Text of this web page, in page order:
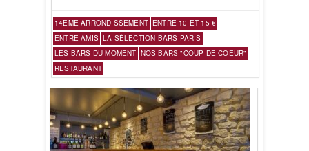
14ÈME ARRONDISSEMENT ENTRE 10 ET 15 €
ENTRE AMIS LA SÉLECTION BARS PARIS
LES BARS DU MOMENT NOS BARS "COUP DE COEUR"
RESTAURANT